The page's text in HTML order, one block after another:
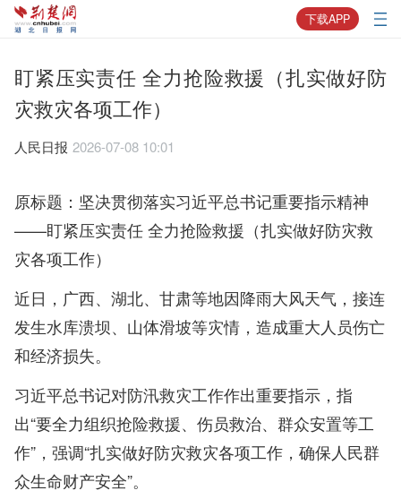
下载APP
盯紧压实责任 全力抢险救援（扎实做好防
灾救灾各项工作）
人民日报 2026-07-08 10:01
原标题：坚决贯彻落实习近平总书记重要指示精神
——盯紧压实责任 全力抢险救援（扎实做好防灾救
灾各项工作）
近日，广西、湖北、甘肃等地因降雨大风天气，接连
发生水库溃坝、山体滑坡等灾情，造成重大人员伤亡
和经济损失。
习近平总书记对防汛救灾工作作出重要指示，指
出“要全力组织抢险救援、伤员救治、群众安置等工
作”，强调“扎实做好防灾救灾各项工作，确保人民群
众生命财产安全”。